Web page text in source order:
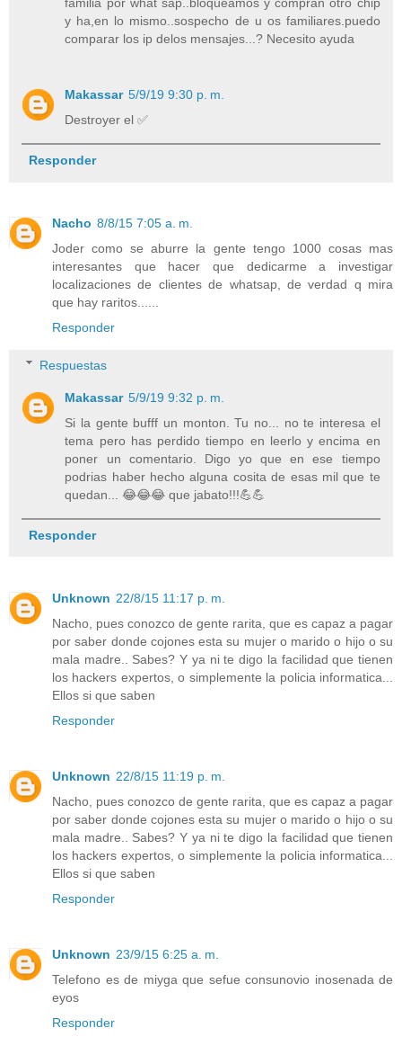
y ha,en lo mismo..sospecho de u os familiares.puedo
comparar los ip delos mensajes...? Necesito ayuda
Makassar 5/9/19 9:30 p. m.
Destroyer el ✅
Responder
Nacho 8/8/15 7:05 a. m.
Joder como se aburre la gente tengo 1000 cosas mas
interesantes que hacer que dedicarme a investigar
localizaciones de clientes de whatsap, de verdad q mira
que hay raritos......
Responder
Respuestas
Makassar 5/9/19 9:32 p. m.
Si la gente bufff un monton. Tu no... no te interesa el
tema pero has perdido tiempo en leerlo y encima en
poner un comentario. Digo yo que en ese tiempo
podrias haber hecho alguna cosita de esas mil que te
quedan... 😂😂😂 que jabato!!!💪💪
Responder
Unknown 22/8/15 11:17 p. m.
Nacho, pues conozco de gente rarita, que es capaz a pagar
por saber donde cojones esta su mujer o marido o hijo o su
mala madre.. Sabes? Y ya ni te digo la facilidad que tienen
los hackers expertos, o simplemente la policia informatica...
Ellos si que saben
Responder
Unknown 22/8/15 11:19 p. m.
Nacho, pues conozco de gente rarita, que es capaz a pagar
por saber donde cojones esta su mujer o marido o hijo o su
mala madre.. Sabes? Y ya ni te digo la facilidad que tienen
los hackers expertos, o simplemente la policia informatica...
Ellos si que saben
Responder
Unknown 23/9/15 6:25 a. m.
Telefono es de miyga que sefue consunovio inosenada de
eyos
Responder